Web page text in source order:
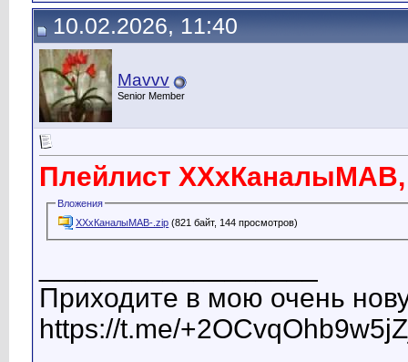
10.02.2026, 11:40
Mavvv
Senior Member
Плейлист ХХхКаналыМАВ,
Вложения
ХХхКаналыМАВ-.zip (821 байт, 144 просмотров)
Приходите в мою очень
https://t.me/